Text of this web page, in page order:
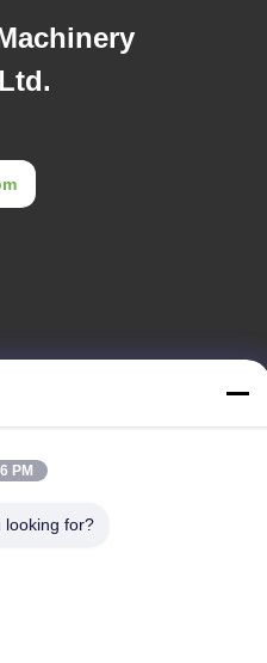
de Huantai, Cidade de
de Huantai, Cidade de
PM
looking for?